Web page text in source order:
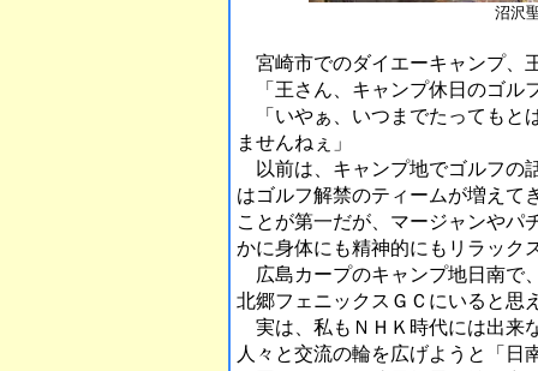
沼沢
宮崎市でのダイエーキャンプ、
「王さん、キャンプ休日のゴル
「いやぁ、いつまでたってもと
ませんねぇ」
以前は、キャンプ地でゴルフの
はゴルフ解禁のティームが増えて
ことが第一だが、マージャンやパ
かに身体にも精神的にもリラック
広島カープのキャンプ地日南で
北郷フェニックスＧＣにいると思
実は、私もＮＨＫ時代には出来
人々と交流の輪を広げようと「日